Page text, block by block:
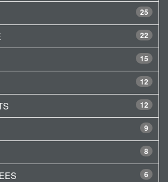
25
22
15
12
12
9
8
6